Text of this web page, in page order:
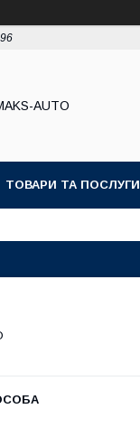
AUTO
ТОВАРИ ТА ПОСЛУГИ